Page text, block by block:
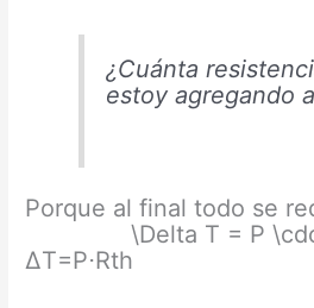
¿Cuánta
estoy agregando
Porque al final todo se
\Delta T = P
ΔT=P⋅Rth​